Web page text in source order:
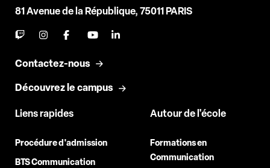
81 Avenue de la République, 75011 PARIS
Contactez-nous
Découvrez le campus
Liens rapides
Procédure d'admission
BTS Communication
Autour de l'école
Formations en
Communication